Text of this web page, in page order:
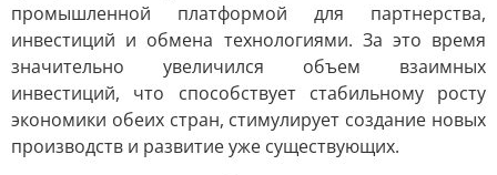
промышленной платформой для партнерства,
инвестиций и обмена технологиями. За это время
значительно увеличился объем взаимных
инвестиций, что способствует стабильному росту
экономики обеих стран, стимулирует создание новых
производств и развитие уже существующих.